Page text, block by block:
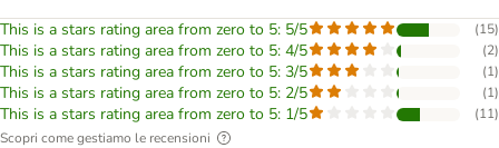
This is a stars rating area from zero to 5: 5/5 (15)
This is a stars rating area from zero to 5: 4/5 (2)
This is a stars rating area from zero to 5: 3/5 (1)
This is a stars rating area from zero to 5: 2/5 (1)
This is a stars rating area from zero to 5: 1/5 (11)
Scopri come gestiamo le recensioni